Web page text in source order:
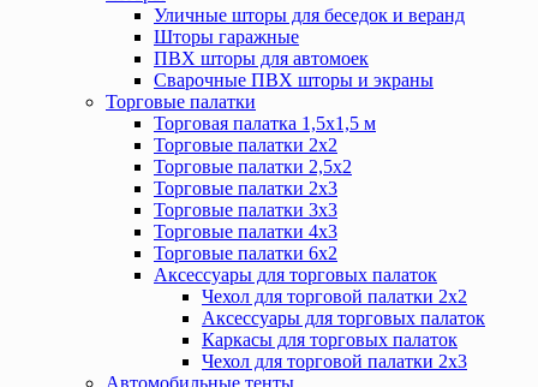
Уличные шторы для беседок и веранд
Шторы гаражные
ПВХ шторы для автомоек
Сварочные ПВХ шторы и экраны
Торговые палатки
Торговая палатка 1,5х1,5 м
Торговые палатки 2х2
Торговые палатки 2,5х2
Торговые палатки 2х3
Торговые палатки 3х3
Торговые палатки 4х3
Торговые палатки 6х2
Аксессуары для торговых палаток
Чехол для торговой палатки 2х2
Аксессуары для торговых палаток
Каркасы для торговых палаток
Чехол для торговой палатки 2х3